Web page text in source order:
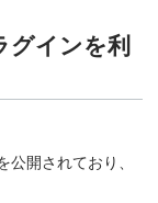
グインを利
開されており、